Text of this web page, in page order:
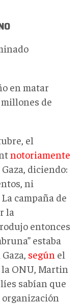
en matar
de
el
notoriamente
diciendo:
ni
campaña de
la
entonces
estaba
según el
ONU, Martin
sabían que